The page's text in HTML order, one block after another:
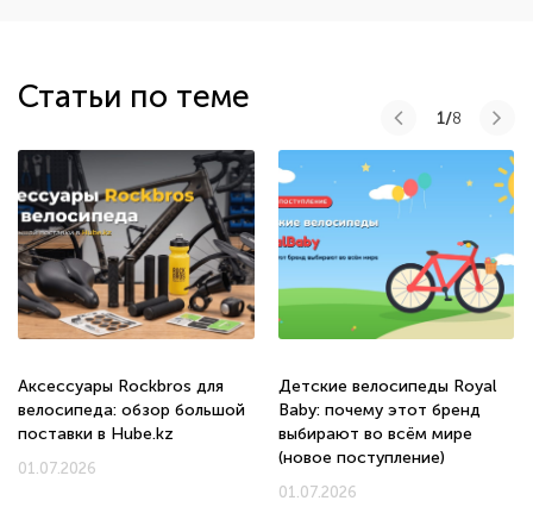
Статьи по теме
Аксессуары Rockbros для
велосипеда: обзор большой
поставки в Hube.kz
01.07.2026
Детские велосипеды Royal
Baby: почему этот бренд
выбирают во всём мире
(новое поступление)
01.07.2026
1/8